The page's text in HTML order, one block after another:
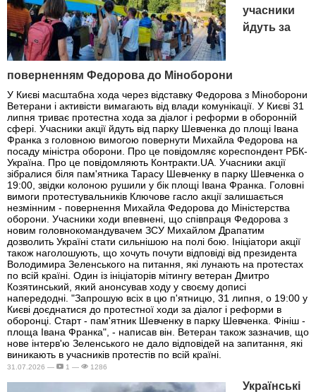
учасники
йдуть за
поверненням Федорова до Міноборони
У Києві масштабна хода через відставку Федорова з Міноборони
Ветерани і активісти вимагають від влади комунікації. У Києві 31
липня триває протестна хода за діалог і реформи в оборонній
сфері. Учасники акції йдуть від парку Шевченка до площі Івана
Франка з головною вимогою повернути Михайла Федорова на
посаду міністра оборони. Про це повідомляє кореспондент РБК-
Україна. Про це повідомляють Контракти.UA. Учасники акції
зібралися біля пам'ятника Тарасу Шевченку в парку Шевченка о
19:00, звідки колоною рушили у бік площі Івана Франка. Головні
вимоги протестувальників Ключове гасло акції залишається
незмінним - повернення Михайла Федорова до Міністерства
оборони. Учасники ходи впевнені, що співпраця Федорова з
новим головнокомандувачем ЗСУ Михайлом Драпатим
дозволить Україні стати сильнішою на полі бою. Ініціатори акції
також наголошують, що хочуть почути відповіді від президента
Володимира Зеленського на питання, які лунають на протестах
по всій країні. Один із ініціаторів мітингу ветеран Дмитро
Козятинський, який анонсував ходу у своєму дописі
напередодні. "Запрошую всіх в цю п'ятницю, 31 липня, о 19:00 у
Києві доєднатися до протестної ходи за діалог і реформи в
оборонці. Старт - пам'ятник Шевченку в парку Шевченка. Фініш -
площа Івана Франка", - написав він. Ветеран також зазначив, що
нове інтерв'ю Зеленського не дало відповідей на запитання, які
виникають в учасників протестів по всій країні.
31.07.2026 — 1 — 1286
Українські